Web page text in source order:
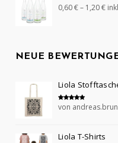
0,60€– 1,20€
NEUE
Liola
Bewertet mit
von
Liola T-Shirts